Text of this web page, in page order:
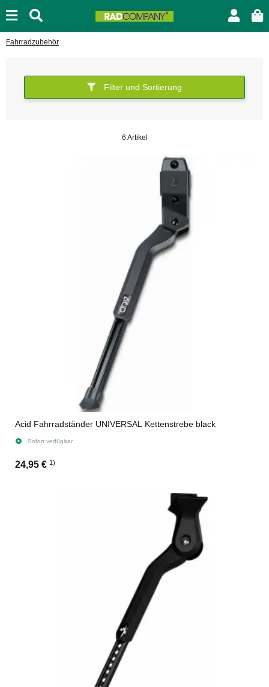
Fahrradzubehör
Filter und Sortierung
6 Artikel
Acid Fahrradständer UNIVERSAL Kettenstrebe black
Sofort verfügbar
24,95 € 1)